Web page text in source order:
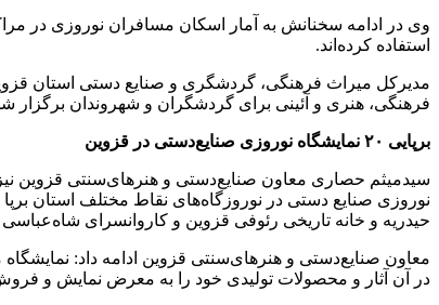
استفاده کرده‌اند.
فرهنگی، هنری و آئینی برای گردشگران و شهروندان برگزار
برپایی ۲۰ نمایشگاه نوروزی صنایع‌دستی در قزوین
نوروزی صنایع دستی در نوروزگاه‌‌های نقاط مختلف استان
حیدریه و خانه تاریخی رئوفی قزوین و کاروانسرای شاه‌عباسی
در آن آثار و محصولات تولیدی خود را به معرض نمایش و